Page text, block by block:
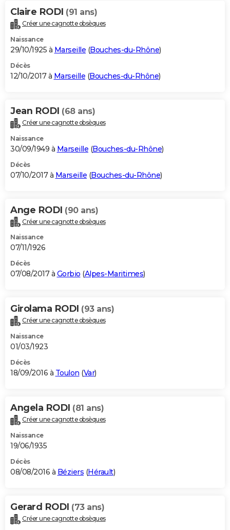
Claire RODI (91 ans)
Créer une cagnotte obsèques
Naissance
29/10/1925 à Marseille (Bouches-du-Rhône)
Décès
12/10/2017 à Marseille (Bouches-du-Rhône)
Jean RODI (68 ans)
Créer une cagnotte obsèques
Naissance
30/09/1949 à Marseille (Bouches-du-Rhône)
Décès
07/10/2017 à Marseille (Bouches-du-Rhône)
Ange RODI (90 ans)
Créer une cagnotte obsèques
Naissance
07/11/1926
Décès
07/08/2017 à Gorbio (Alpes-Maritimes)
Girolama RODI (93 ans)
Créer une cagnotte obsèques
Naissance
01/03/1923
Décès
18/09/2016 à Toulon (Var)
Angela RODI (81 ans)
Créer une cagnotte obsèques
Naissance
19/06/1935
Décès
08/08/2016 à Béziers (Hérault)
Gerard RODI (73 ans)
Créer une cagnotte obsèques